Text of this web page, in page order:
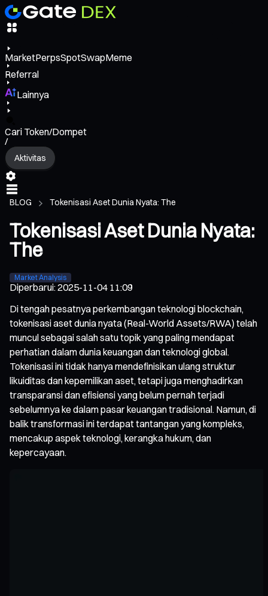
MarketPerpsSpotSwapMeme
Referral
Lainnya
Cari Token/Dompet
/
Aktivitas
BLOG Tokenisasi Aset Dunia Nyata: The
Tokenisasi Aset Dunia Nyata:
The
Market Analysis
Diperbarui:2025-11-04 11:09
Di tengah pesatnya perkembangan teknologi blockchain,
tokenisasi aset dunia nyata (Real-World Assets/RWA) telah
muncul sebagai salah satu topik yang paling mendapat
perhatian dalam dunia keuangan dan teknologi global.
Tokenisasi ini tidak hanya mendefinisikan ulang struktur
likuiditas dan kepemilikan aset, tetapi juga menghadirkan
transparansi dan efisiensi yang belum pernah terjadi
sebelumnya ke dalam pasar keuangan tradisional. Namun, di
balik transformasi ini terdapat tantangan yang kompleks,
mencakup aspek teknologi, kerangka hukum, dan
kepercayaan.